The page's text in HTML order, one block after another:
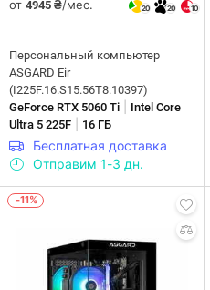
от 4945 ₴/мес. 20 20 10
Персональный компьютер
ASGARD Eir
(I225F.16.S15.56T8.10397)
GeForce RTX 5060 Ti
Intel Core
Ultra 5 225F
16 ГБ
Бесплатная доставка
Отправим 1-3 дн.
-11%